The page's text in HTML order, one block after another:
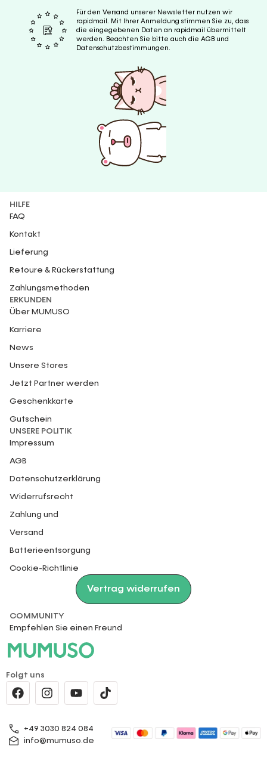
Für den Versand unserer Newsletter nutzen wir
rapidmail. Mit Ihrer Anmeldung stimmen Sie zu, dass
die eingegebenen Daten an rapidmail übermittelt
werden. Beachten Sie bitte auch die AGB und
Datenschutzbestimmungen.
Folgt uns
HILFE
FAQ
Kontakt
Lieferung
Retoure & Rückerstattung
Zahlungsmethoden
ERKUNDEN
Über MUMUSO
Karriere
News
Unsere Stores
Jetzt Partner werden
Geschenkkarte
Gutschein
UNSERE POLITIK
Impressum
AGB
Datenschutzerklärung
Widerrufsrecht
Zahlung und
Versand
Batterieentsorgung
Cookie-Richtlinie
Vertrag widerrufen
COMMUNITY
Empfehlen Sie einen Freund
+49 3030 824 084
info@mumuso.de